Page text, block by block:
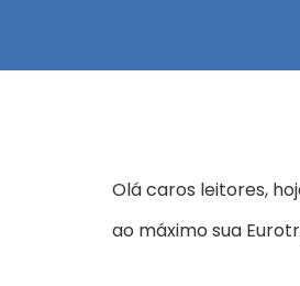
Olá caros leitores,
ao máximo sua